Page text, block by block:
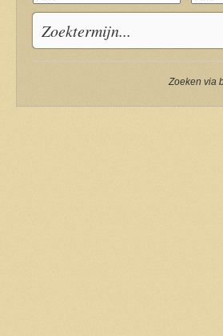
Zoeken via